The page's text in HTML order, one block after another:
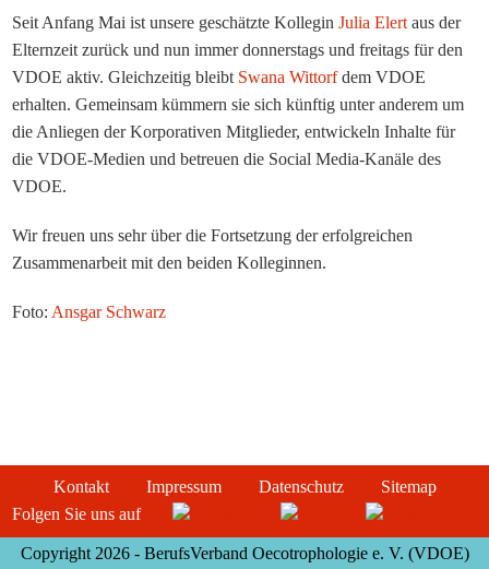
Seit Anfang Mai ist unsere geschätzte KolleginJulia Elert aus der
Elternzeit zurück und nun immer donnerstags und freitags für den
VDOE aktiv. Gleichzeitig bleibt Swana Wittorfdem VDOE
erhalten. Gemeinsam kümmern sie sich künftig unter anderem um
die Anliegen der Korporativen Mitglieder, entwickeln Inhalte für
die VDOE-Medien und betreuen die Social Media-Kanäle des
VDOE.
Wir freuen uns sehr über die Fortsetzung der erfolgreichen
Zusammenarbeit mit den beiden Kolleginnen.
Foto: Ansgar Schwarz
Kontakt Impressum Datenschutz
Sitemap
Folgen Sie uns auf
Copyright 2026 - BerufsVerband Oecotrophologie e. V. (VDOE)